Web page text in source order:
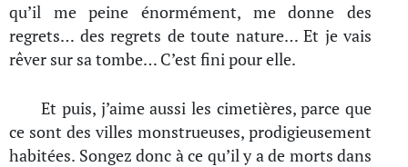
qu’il me peine énormément, me donne des
regrets… des regrets de toute nature… Et je vais
rêver sur sa tombe… C’est fini pour elle.
Et puis, j’aime aussi les cimetières, parce que
ce sont des villes monstrueuses, prodigieusement
habitées. Songez donc à ce qu’il y a de morts dans